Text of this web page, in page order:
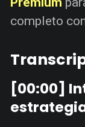
completo
[00:00]